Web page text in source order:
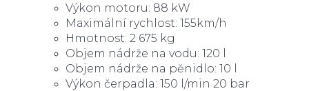
Výkon motoru: 88 kW
Maximální rychlost: 155km/h
Hmotnost: 2 675 kg
Objem nádrže na vodu: 120 l
Objem nádrže na pěnidlo: 10 l
Výkon čerpadla: 150 l/min 20 bar